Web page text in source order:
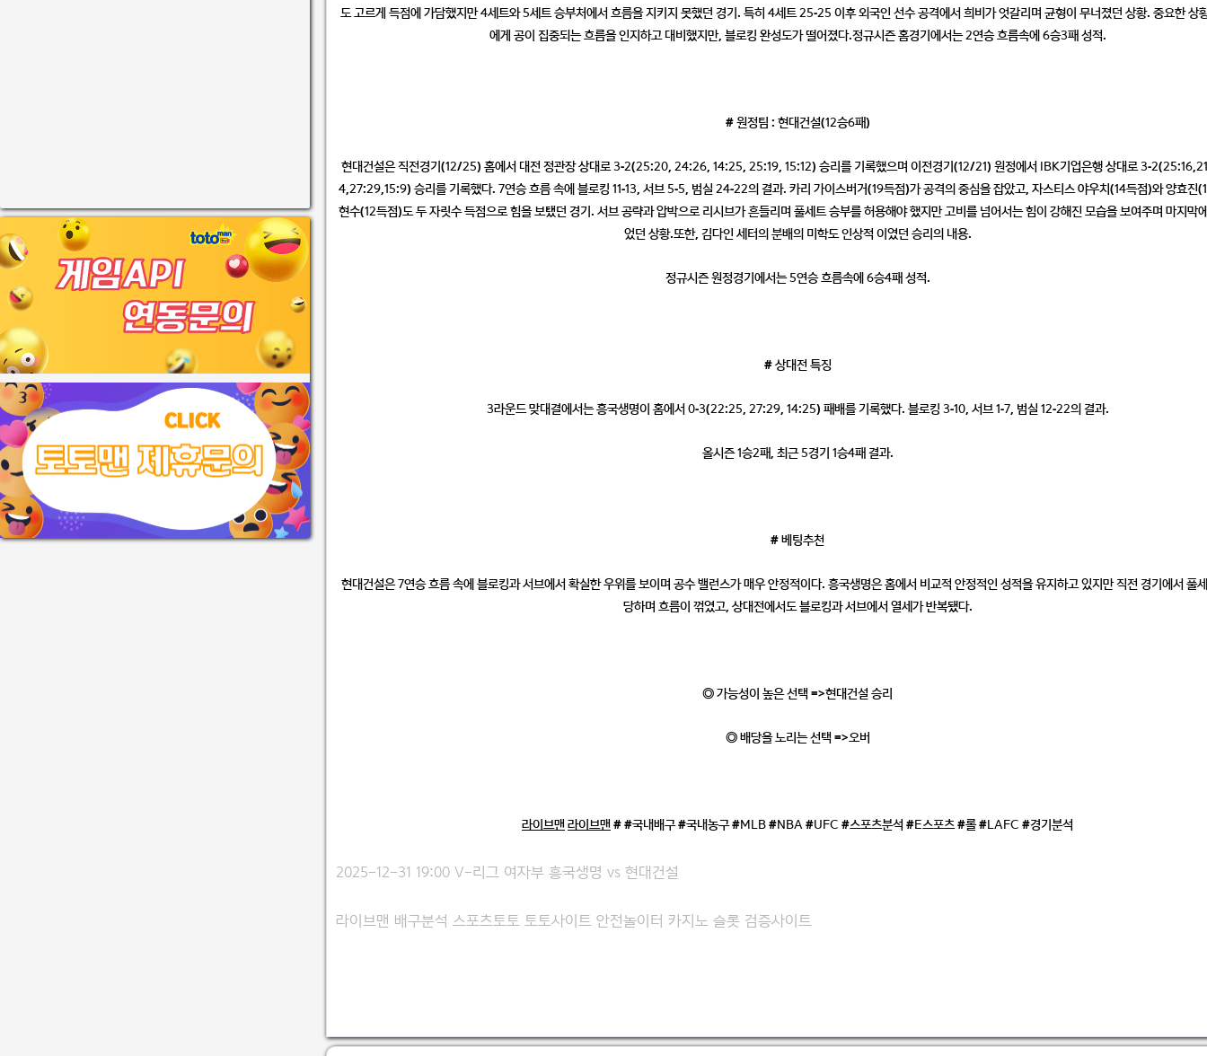
도 고르게 득점에 가담했지만 4세트와 5세트 승부처에서 흐름을 지키지 못했던 경기. 특히 4세트 25-25 이후 외국인 선수 공격에서 희비가 엇갈리며 균형이 무너졌던 상황. 중요한 상
에게 공이 집중되는 흐름을 인지하고 대비했지만, 블로킹 완성도가 떨어졌다.정규시즌 홈경기에서는 2연승 흐름속에 6승3패 성적.
# 원정팀 : 현대건설(12승6패)
현대건설은 직전경기(12/25) 홈에서 대전 정관장 상대로 3-2(25:20, 24:26, 14:25, 25:19, 15:12) 승리를 기록했으며 이전경기(12/21) 원정에서 IBK기업은행 상대로 3-
4,27:29,15:9) 승리를 기록했다. 7연승 흐름 속에 블로킹 11-13, 서브 5-5, 범실 24-22의 결과. 카리 가이스버거(19득점)가 공격의 중심을 잡았고, 자스티스 야우치(14득점)와 양효진
현수(12득점)도 두 자릿수 득점으로 힘을 보탰던 경기. 서브 공략과 압박으로 리시브가 흔들리며 풀세트 승부를 허용해야 했지만 고비를 넘어서는 힘이 강해진 모습을 보여주며 마지막
었던 상황.또한, 김다인 세터의 분배의 미학도 인상적 이였던 승리의 내용.
정규시즌 원정경기에서는 5연승 흐름속에 6승4패 성적.
# 상대전 특징
3라운드 맞대결에서는 흥국생명이 홈에서 0-3(22:25, 27:29, 14:25) 패배를 기록했다. 블로킹 3-10, 서브 1-7, 범실 12-22의 결과.
올시즌 1승2패, 최근 5경기 1승4패 결과.
# 베팅추천
현대건설은 7연승 흐름 속에 블로킹과 서브에서 확실한 우위를 보이며 공수 밸런스가 매우 안정적이다. 흥국생명은 홈에서 비교적 안정적인 성적을 유지하고 있지만 직전 경기에서 풀
당하며 흐름이 꺾였고, 상대전에서도 블로킹과 서브에서 열세가 반복됐다.
◎ 가능성이 높은 선택 =>현대건설 승리
◎ 배당을 노리는 선택 =>오버
라이브맨 라이브맨 # #국내배구 #국내농구 #MLB #NBA #UFC #스포츠분석 #E스포츠 #롤 #LAFC #경기분석
2025-12-31 19:00 V-리그 여자부 흥국생명 vs 현대건설
라이브맨 배구분석 스포츠토토 토토사이트 안전놀이터 카지노 슬롯 검증사이트